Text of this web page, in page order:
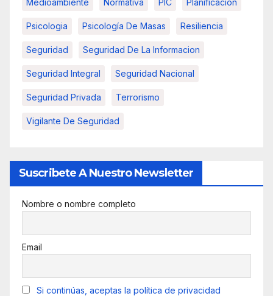
Medioambiente Normativa PIC Planificacion
Psicologia Psicología De Masas Resiliencia
Seguridad Seguridad De La Informacion
Seguridad Integral Seguridad Nacional
Seguridad Privada Terrorismo
Vigilante De Seguridad
Suscribete A Nuestro Newsletter
Nombre o nombre completo
Email
Si continúas, aceptas la política de privacidad